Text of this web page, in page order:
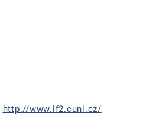
http://www.lf2.cuni.cz/